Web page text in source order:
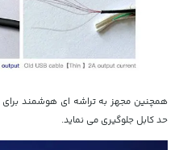
همچنین مجهز به تراشه ای هوشمند برای
حد کابل جلوگیری می نماید.